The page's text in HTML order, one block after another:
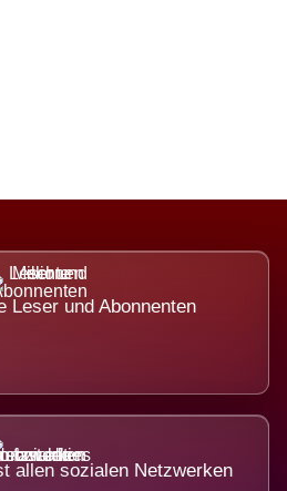
Leser und Abonnenten
allen sozialen Netzwerken